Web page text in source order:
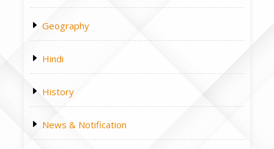
Geography
Hindi
History
News & Notification